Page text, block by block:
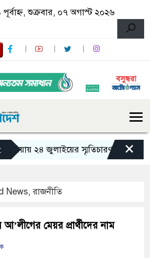
শুক্রবার, ০৭ অগাস্ট ২০২৬
২৪ জুলাইয়ের স্মৃতিচারণ: গুমের ×
News,রাজনীতি
আ’লীগের মেয়র প্রার্থীদের নাম